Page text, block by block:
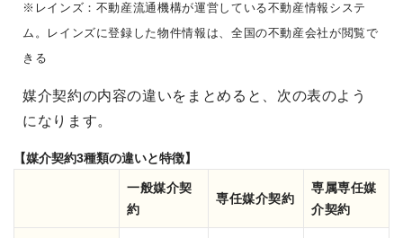
※レインズ：不動産流通機構が運営している不動産情報システ
ム。レインズに登録した物件情報は、全国の不動産会社が閲覧で
きる
媒介契約の内容の違いをまとめると、次の表のよう
になります。
【媒介契約3種類の違いと特徴】
一般媒介契
約
専任媒介契約
専属専任媒
介契約